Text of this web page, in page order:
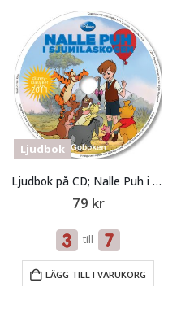
Ljudbok
Ljudbok på CD; Nalle Puh i Sjumilaskogen
kr
till
LÄGG TILL I VARUKORG